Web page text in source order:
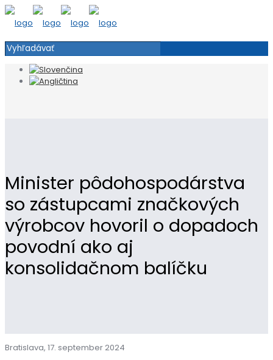
Minister pôdohospodárstva
so zástupcami značkových
výrobcov hovoril o dopadoch
povodní ako aj
konsolidačnom balíčku
Bratislava, 17. september 2024